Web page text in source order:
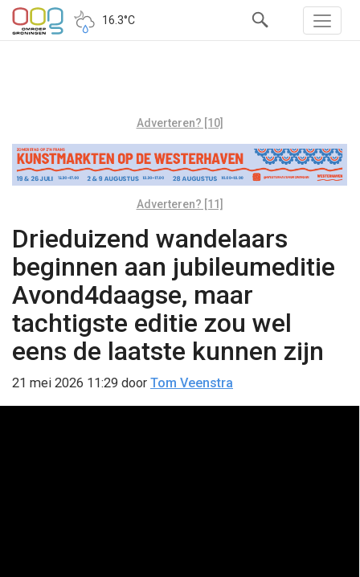
16.3°C
Adverteren? [10]
Adverteren? [11]
Drieduizend wandelaars
beginnen aan jubileumeditie
Avond4daagse, maar
tachtigste editie zou wel
eens de laatste kunnen zijn
21 mei 2026 11:29 door Tom Veenstra